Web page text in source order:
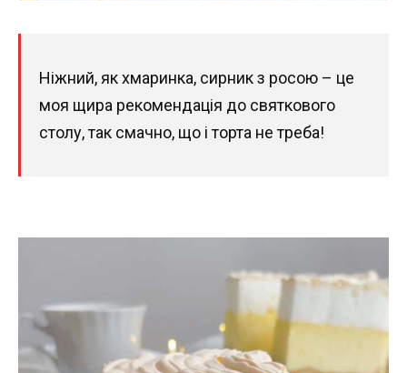
Ніжний, як хмаринка, сирник з росою – це
моя щира рекомендація до святкового
столу, так смачно, що і торта не треба!